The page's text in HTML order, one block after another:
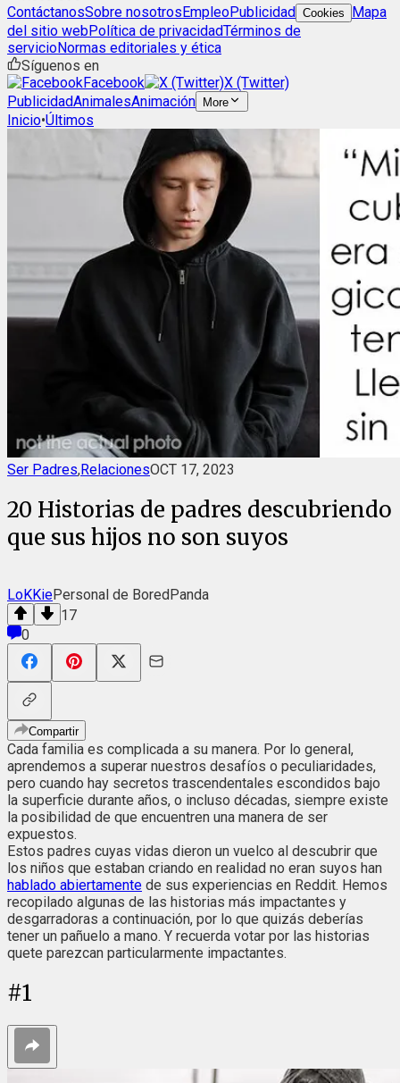
ContáctanosSobre nosotrosEmpleoPublicidad Cookies
Mapa
del sitio webPolítica de privacidadTérminos de
servicioNormas editoriales y ética
Síguenos en
Facebook
X (Twitter)
PublicidadAnimalesAnimación More
Inicio•Últimos
Ser Padres,RelacionesOCT 17, 2023
20 Historias de padres descubriendo
que sus hijos no son suyos
LoKKiePersonal de BoredPanda
17
0
Compartir
Cada familia es complicada a su manera. Por lo general,
aprendemos a superar nuestros desafíos o peculiaridades,
pero cuando hay secretos trascendentales escondidos bajo
la superficie durante años, o incluso décadas, siempre existe
la posibilidad de que encuentren una manera de ser
expuestos.
Estos padres cuyas vidas dieron un vuelco al descubrir que
los niños que estaban criando en realidad no eran suyos han
hablado abiertamente de sus experiencias en Reddit. Hemos
recopilado algunas de las historias más impactantes y
desgarradoras a continuación, por lo que quizás deberías
tener un pañuelo a mano. Y recuerda votar por las historias
quete parezcan particularmente impactantes.
#1